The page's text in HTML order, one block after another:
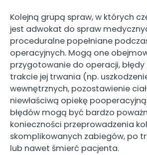
Kolejną grupą spraw, w których
jest adwokat do spraw
proceduralne popełniane
operacyjnych. Mogą one
przygotowanie do operacji, błędy
trakcie jej trwania (np.
wewnętrznych, pozostawienie
niewłaściwą opiekę
błędów mogą być bardzo
konieczności przeprowadzenia
skomplikowanych zabiegów, po
lub nawet śmierć pacjenta.